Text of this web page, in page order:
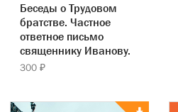
Беседы о Трудовом
братстве. Частное
ответное письмо
священнику Иванову.
300 ₽